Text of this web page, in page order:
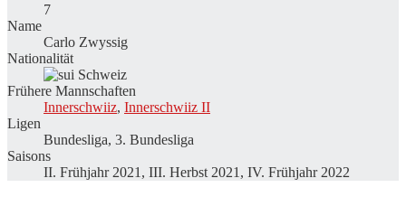
7
Name
Carlo Zwyssig
Nationalität
Schweiz
Frühere Mannschaften
Innerschwiiz, Innerschwiiz II
Ligen
Bundesliga, 3. Bundesliga
Saisons
II. Frühjahr 2021, III. Herbst 2021, IV. Frühjahr 2022